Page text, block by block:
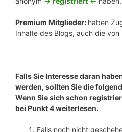
Premium Mitglieder: haben
Inhalte des Blogs, auch die
Falls Sie Interesse daran
werden, sollten Sie die
Wenn Sie sich schon
bei Punkt 4 weiterlesen.
Falls noch nicht